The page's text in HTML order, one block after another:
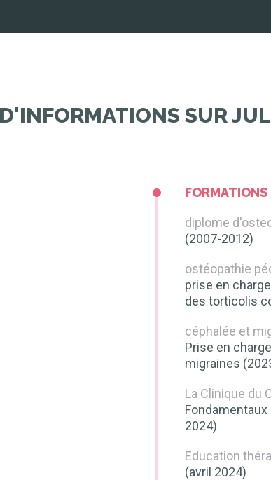
SUR
FORMATIONS
diplome
(2007-2012)
ostéopathie
prise en
des torticolis
céphalée et
Prise en
migraines
La Clinique du
2024)
Education
(avril 2024)